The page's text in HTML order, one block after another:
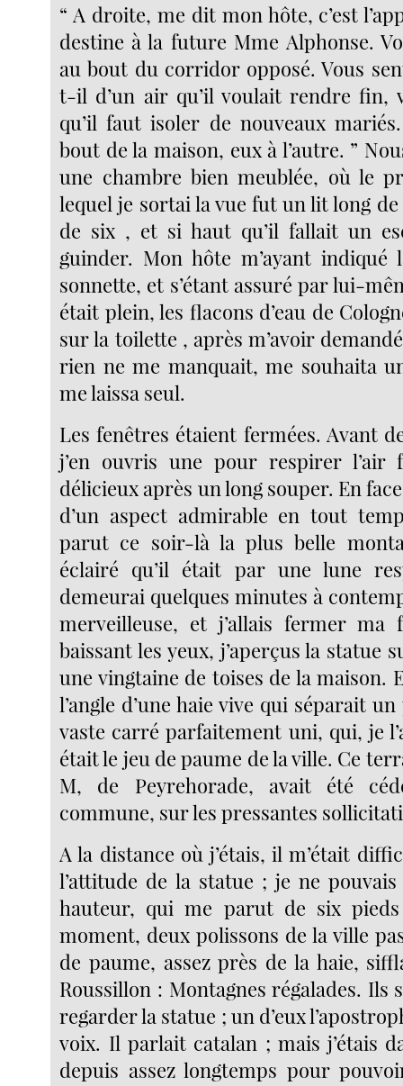
“ A droite, me dit mon hôte, c’est
destine à la future Mme Alphonse.
au bout du corridor opposé. Vous
t-il d’un air qu’il voulait rendre fin,
qu’il faut isoler de nouveaux
bout de la maison, eux à l’autre. ”
une chambre bien meublée, où le
lequel je sortai la vue fut un lit long
de six , et si haut qu’il fallait un
guinder. Mon hôte m’ayant
sonnette, et s’étant assuré par lui-
était plein, les flacons d’eau de
sur la toilette , après m’avoir
rien ne me manquait, me souhaita
me laissa seul.
Les fenêtres étaient fermées. Avant
j’en ouvris une pour respirer
délicieux après un long souper. En
d’un aspect admirable en tout
parut ce soir-là la plus belle
éclairé qu’il était par une lune
demeurai quelques minutes à
merveilleuse, et j’allais fermer ma
baissant les yeux, j’aperçus la statue
une vingtaine de toises de la maison.
l’angle d’une haie vive qui séparait
vaste carré parfaitement uni, qui, je
était le jeu de paume de la ville. Ce
M, de Peyrehorade, avait été
commune, sur les pressantes
A la distance où j’étais, il m’était
l’attitude de la statue ; je ne
hauteur, qui me parut de six
moment, deux polissons de la ville
de paume, assez près de la haie,
Roussillon : Montagnes régalades. Ils
regarder la statue ; un d’eux
voix. Il parlait catalan ; mais j’étais
depuis assez longtemps pour